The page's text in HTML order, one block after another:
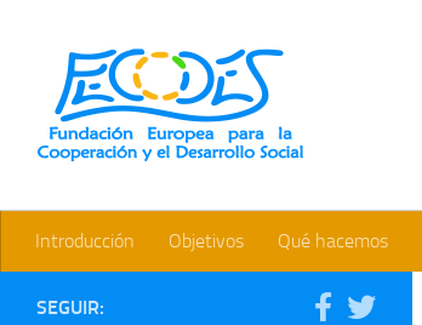
Introducción Objetivos Qué hacemos
SEGUIR: